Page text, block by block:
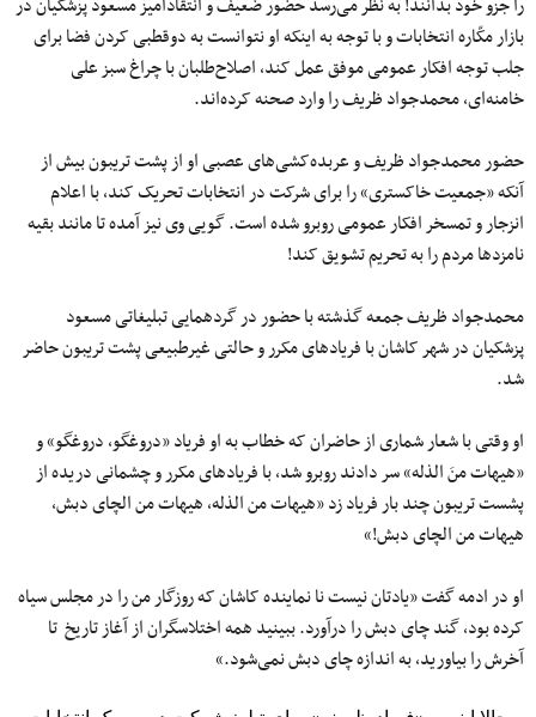
بازار مکّاره انتخابات و با توجه به اینکه او نتوانست به دوقطبی‌ کردن فضا برای
جلب توجه افکار عمومی موفق عمل کند، اصلاح‌طلبان با چراغ سبز علی
خامنه‌ای، محمدجواد ظریف را وارد صحنه کرده‌اند.
حضور محمدجواد ظریف و عربده‌کشی‌های عصبی او از پشت تریبون بیش از
آنکه «جمعیت خاکستری» را برای شرکت در انتخابات تحریک کند، با اعلام
انزجار و تمسخر افکار عمومی روبرو شده است. گویی وی نیز آمده تا مانند بقیه
نامزدها مردم را به تحریم تشویق کند!
محمدجواد ظریف جمعه گذشته با حضور در گردهمایی تبلیغاتی مسعود
پزشکیان در شهر کاشان با فریادهای مکرر و حالتی غیرطبیعی پشت تریبون حاضر
شد.
او وقتی با شعار شماری از حاضران که خطاب به او فریاد «دروغگو، دروغگو» و
«هیهات منَ الذله» سر دادند روبرو شد، با فریادهای مکرر و چشمانی دریده از
پشست تریبون چند بار فریاد زد «هیهات من الذله، هیهات من الچای دبش،
هیهات من الچای دبش!»
او در ادمه گفت «یادتان نیست نا نماینده کاشان که روزگار من را در مجلس سیاه
کرده بود، گند چای دبش را درآورد. ببینید همه اختلاسگران از آغاز تاریخ تا
آخرش را بیاورید، به اندازه چای دبش نمی‌شود.»